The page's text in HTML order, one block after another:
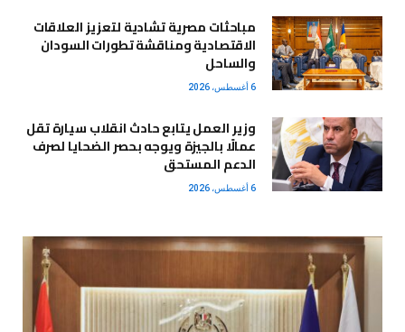
مباحثات مصرية تشادية لتعزيز العلاقات
الاقتصادية ومناقشة تطورات السودان
والساحل
6 أغسطس، 2026
وزير العمل يتابع حادث انقلاب سيارة تقل
عمالًا بالجيزة ويوجه بحصر الضحايا لصرف
الدعم المستحق
6 أغسطس، 2026